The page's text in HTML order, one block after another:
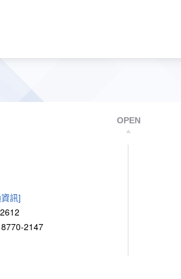
OPEN
訊]
2147